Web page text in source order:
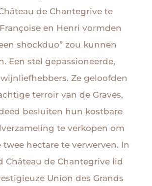
de Chantegrive te
en Henri vormden
shockduo” zou kunnen
Een stel gepassioneerde,
Ze geloofden
terroir van de Graves,
besluiten hun kostbare
te verkopen om
twee hectare te verwerven. In
Château de Chantegrive lid
Union des Grands